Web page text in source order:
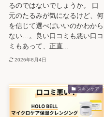
るのではないでしょうか。 口
元のたるみが気になるけど、何
を信じて選べばいいのかわから
ない…。良い口コミも悪い口コ
ミもあって、正直...
2026年8月4日
スキンケア